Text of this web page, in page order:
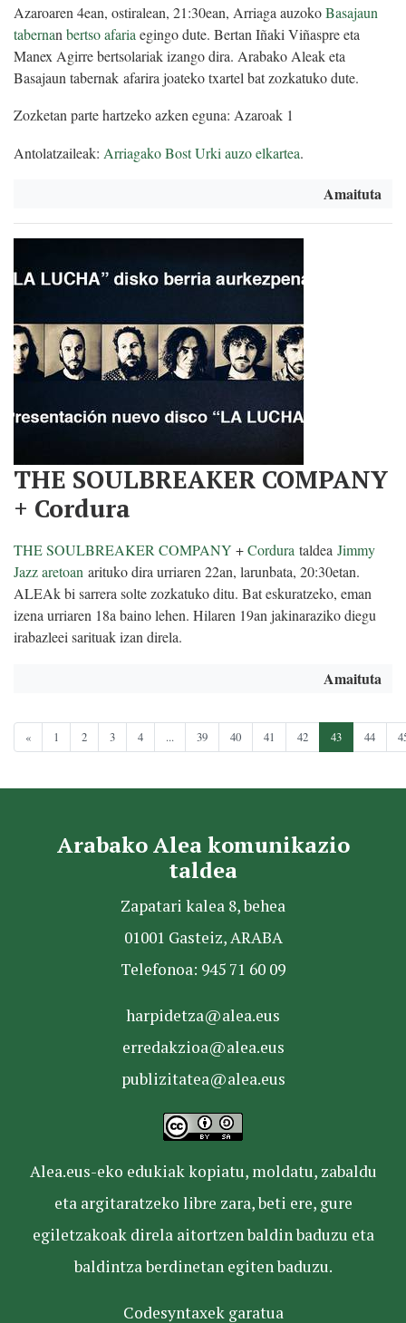
Azaroaren 4ean, ostiralean, 21:30ean, Arriaga auzokoBasajaun
tabernan bertso afaria egingo dute. Bertan Iñaki Viñaspre eta
Manex Agirre bertsolariak izango dira. Arabako Aleak eta
Basajaun tabernak afarira joateko txartel bat zozkatuko dute.
Zozketan parte hartzeko azken eguna: Azaroak 1
Antolatzaileak: Arriagako Bost Urki auzo elkartea.
Amaituta
THE SOULBREAKER COMPANY
+ Cordura
THE SOULBREAKER COMPANY +Cordura taldea Jimmy
Jazz aretoan arituko dira urriaren 22an, larunbata, 20:30etan.
ALEAk bi sarrera solte zozkatuko ditu. Bat eskuratzeko, eman
izena urriaren 18a baino lehen. Hilaren 19an jakinaraziko diegu
irabazleei sarituak izan direla.
Amaituta
« 1 2 3 4 ... 39 40 41 42 43 44
Arabako Alea komunikazio
taldea
Zapatari kalea 8, behea
01001 Gasteiz, ARABA
Telefonoa: 945 71 60 09
harpidetza@alea.eus
erredakzioa@alea.eus
publizitatea@alea.eus
Alea.eus-eko edukiak kopiatu, moldatu, zabaldu
eta argitaratzeko libre zara, beti ere, gure
egiletzakoak direla aitortzen baldin baduzu eta
baldintza berdinetan egiten baduzu.
Codesyntaxek garatua